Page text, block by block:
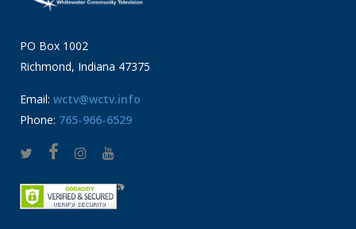
PO Box 1002
Richmond, Indiana 47375
Email: wctv@wctv.info
Phone: 765-966-6529